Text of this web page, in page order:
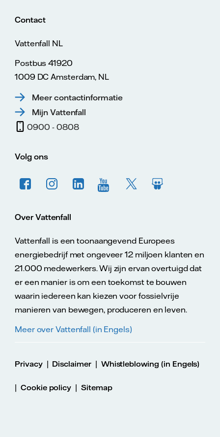
Contact
Vattenfall NL
Postbus 41920
1009 DC Amsterdam, NL
Meer contactinformatie
Mijn Vattenfall
0900 - 0808
Volg ons
Over Vattenfall
Vattenfall is een toonaangevend Europees
energiebedrijf met ongeveer 12 miljoen klanten en
21.000 medewerkers. Wij zijn ervan overtuigd dat
er een manier is om een toekomst te bouwen
waarin iedereen kan kiezen voor fossielvrije
manieren van bewegen, produceren en leven.
Meer over Vattenfall (in Engels)
Privacy| Disclaimer| Whistleblowing (in Engels)
| Cookie policy | Sitemap